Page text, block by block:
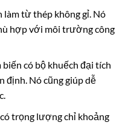
làm từ thép không gỉ. Nó
hợp với môi trường công
biến có bộ khuếch đại tích
định. Nó cũng giúp dễ
trọng lượng chỉ khoảng